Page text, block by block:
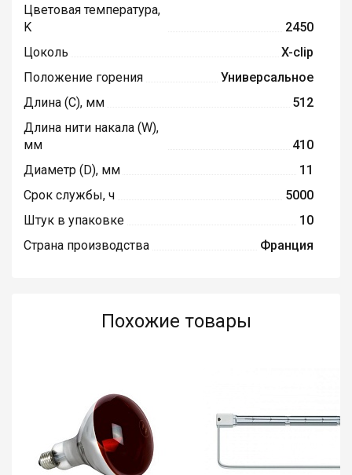
Цветовая температура,
K
2450
Цоколь
X-clip
Положение горения
Универсальное
Длина (C), мм
512
Длина нити накала (W),
мм
410
Диаметр (D), мм
11
Срок службы, ч
5000
Штук в упаковке
10
Страна производства
Франция
Похожие товары